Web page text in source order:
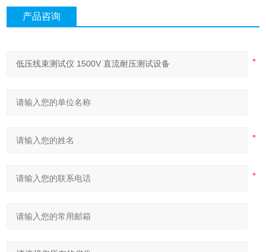
产品咨询